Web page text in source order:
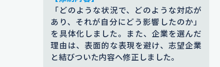
と志望度の高さを示しています。
【入社後】
入社後は、英語だけでなく中国語な
どのスキルも高め中国語や韓国語な
なりました。
添削コメント｜「臨機応変な対応」だけでは曖昧
なので、「どんな状況でどう対応されたか」を補
うことで、現実味のある体験談として伝わるよう
「どのような状況で、どのような対応が
あり、それが自分にどう影響したのか」
を具体化しました。また、企業を選んだ
理由は、表面的な表現を避け、志望企業
と結びついた内容へ修正しました。